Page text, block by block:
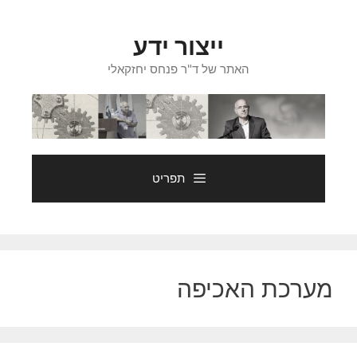
ייצור ידע
האתר של ד"ר פנחס יחזקאלי
תפריט
מערכת האכיפה